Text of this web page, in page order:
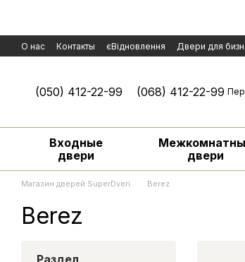
О нас Контакты єВідновлення Двери для
Политика конфиденциальности
Обмен и
(050) 412-22-99 (068) 412-22-99
Входные
двери
двери
Магазин дверей SuperDveri Berez
Berez
Раздел